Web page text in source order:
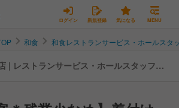
ログイン 新規登録 気になる MENU
和食 和食レストランサービス・ホールスタ
| レストランサービス・ホールスタッフの